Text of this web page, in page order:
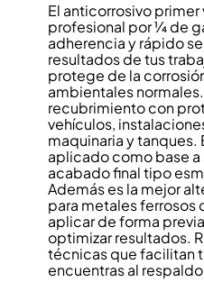
El anticorrosivo
profesional por ¼ de
adherencia y rápido
resultados de tus
protege de la
ambientales
recubrimiento con
vehículos,
maquinaria y tanques.
aplicado como base
acabado final tipo
Además es la mejor
para metales ferrosos
aplicar de forma
optimizar resultados.
técnicas que facilitan
encuentras al